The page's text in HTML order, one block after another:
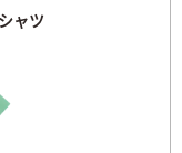
ャツ